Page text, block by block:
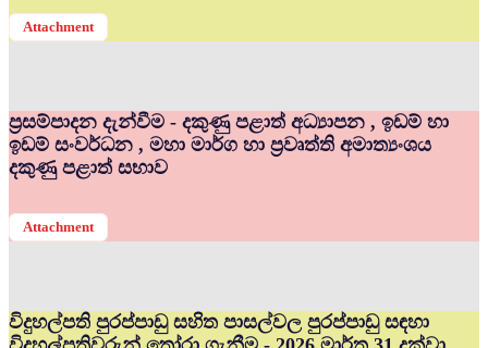
Attachment
ප්‍රසම්පාදන දැන්වීම - දකුණු පළාත් අධ්‍යාපන , ඉඩම් හා
ඉඩම් සංවර්ධන , මහා මාර්ග හා ප්‍රවෘත්ති අමාත්‍යංශය
දකුණු පළාත් සභාව
Attachment
විදුහල්පති පුරප්පාඩු සහිත පාසල්වල පුරප්පාඩු සඳහා